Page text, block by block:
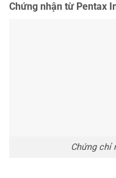
Chứng nhận từ Pentax
Chứng chỉ